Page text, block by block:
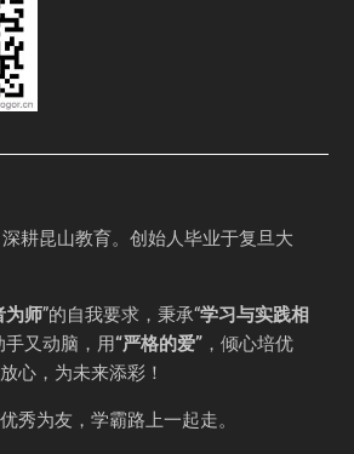
耕昆山教育。创始人毕业于复旦大
为师”的自我要求，秉承“学习与实践相
手又动脑，用“严格的爱” ，倾心培优
心，为未来添彩！
秀为友，学霸路上一起走。